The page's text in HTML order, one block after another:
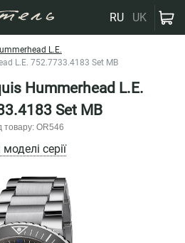
RU UK
L.E.
L.E. 752.7733.4183 Set MB
Hummerhead L.E.
Set MB
товару: OR546
моделі серії